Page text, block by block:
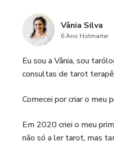
Vânia Silva
6 Ano Hotmarter
Eu sou a Vânia, sou
consultas de tarot
Comecei por criar o meu
Em 2020 criei o meu
não só a ler tarot, mas